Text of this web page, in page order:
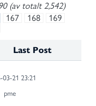
(av totalt 2,542)
167 168
169
Last Post
03-21 23:21
pme